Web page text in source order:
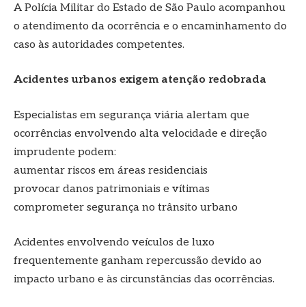
A Polícia Militar do Estado de São Paulo acompanhou
o atendimento da ocorrência e o encaminhamento do
caso às autoridades competentes.
Acidentes urbanos exigem atenção redobrada
Especialistas em segurança viária alertam que
ocorrências envolvendo alta velocidade e direção
imprudente podem:
aumentar riscos em áreas residenciais
provocar danos patrimoniais e vítimas
comprometer segurança no trânsito urbano
Acidentes envolvendo veículos de luxo
frequentemente ganham repercussão devido ao
impacto urbano e às circunstâncias das ocorrências.